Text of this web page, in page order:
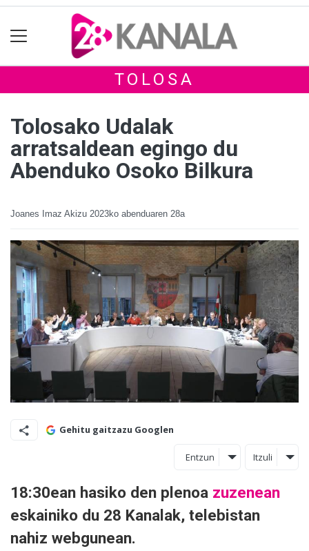
TOLOSA
Tolosako Udalak
arratsaldean egingo du
Abenduko Osoko Bilkura
Joanes Imaz Akizu 2023ko abenduaren 28a
Gehitu gaitzazu Googlen
Entzun Itzuli
18:30ean hasiko den plenoa zuzenean
eskainiko du 28 Kanalak, telebistan
nahiz webgunean.